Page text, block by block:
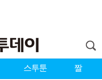
스투툰 짤